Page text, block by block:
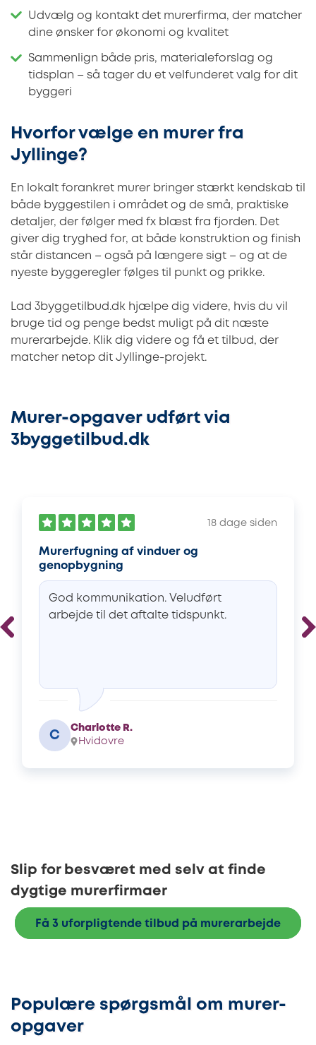
Udvælg og kontakt det murerfirma, der matcher
dine ønsker for økonomi og kvalitet
Sammenlign både pris, materialeforslag og
tidsplan – så tager du et velfunderet valg for dit
byggeri
Hvorfor vælge en murer fra
Jyllinge?
En lokalt forankret murer bringer stærkt kendskab til
både byggestilen i området og de små, praktiske
detaljer, der følger med fx blæst fra fjorden. Det
giver dig tryghed for, at både konstruktion og finish
står distancen – også på længere sigt – og at de
nyeste byggeregler følges til punkt og prikke.
Lad 3byggetilbud.dk hjælpe dig videre, hvis du vil
bruge tid og penge bedst muligt på dit næste
murerarbejde. Klik dig videre og få et tilbud, der
matcher netop dit Jyllinge-projekt.
Murer-opgaver udført via
3byggetilbud.dk
18 dage siden
Murerfugning af vinduer og
genopbygning
God kommunikation. Veludført
arbejde til det aftalte tidspunkt.
C
Charlotte R.
Hvidovre
Slip for besværet med selv at finde
dygtige murerfirmaer
Få 3 uforpligtende tilbud på murerarbejde
Populære spørgsmål om murer-
opgaver